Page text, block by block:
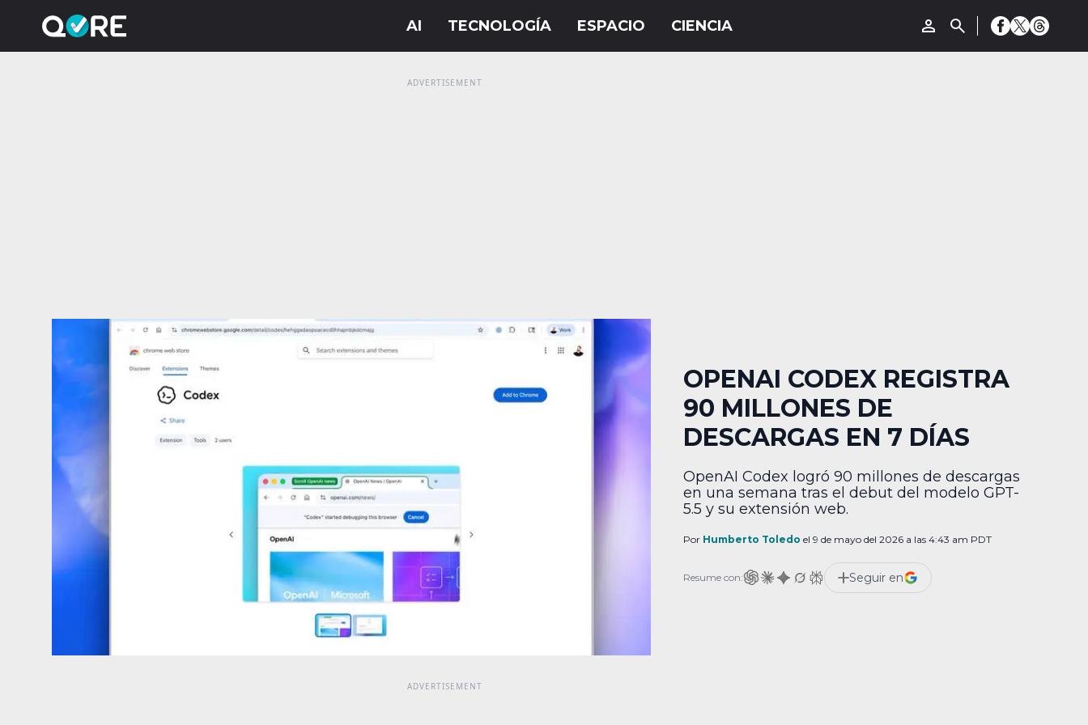
OPENAI CODEX REGISTRA
90 MILLONES DE
DESCARGAS EN 7 DÍAS
OpenAI Codex logró 90 millones de descargas
en una semana tras el debut del modelo GPT-
5.5 y su extensión web.
Por Humberto Toledo el 9 de mayo del 2026 a las 4:43 am PDT
Resume con: Seguir en